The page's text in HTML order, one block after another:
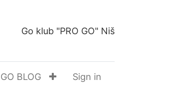
Go klub "PRO GO" Niš
GO BLOG Sign in